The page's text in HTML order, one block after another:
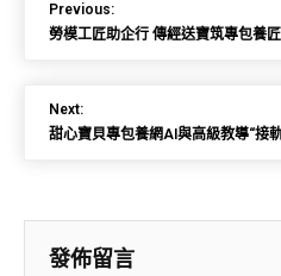
Previous:
勞模工匠助企行 傳經送寶筑專包養
Next:
甜心寶貝專包養網AI與高級教導“接
發佈留言